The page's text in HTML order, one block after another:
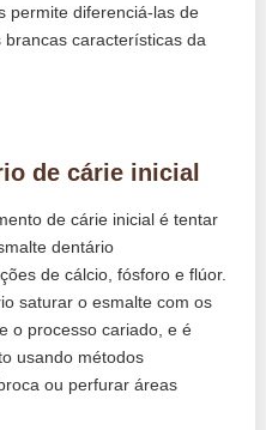
permite diferenciá-las de
características da
de cárie inicial
de cárie inicial é tentar
dentário
de cálcio, fósforo e flúor.
saturar o esmalte com os
o processo cariado, e é
usando métodos
ou perfurar áreas